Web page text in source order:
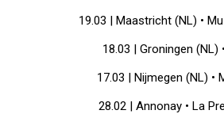
19.03 | Maastricht (NL) •
18.03 | Groningen (NL)
17.03 | Nijmegen (NL) •
28.02 | Annonay • La